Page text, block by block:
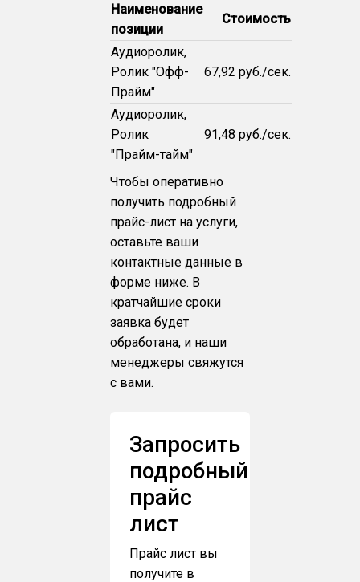
Наименование
позиции
Стоимость
Аудиоролик,
Ролик "Офф-
Прайм"
67,92 руб./сек.
Аудиоролик,
Ролик
"Прайм-тайм"
91,48 руб./сек.
Чтобы оперативно
получить подробный
прайс-лист на услуги,
оставьте ваши
контактные данные в
форме ниже. В
кратчайшие сроки
заявка будет
обработана, и наши
менеджеры свяжутся
с вами.
Запросить
подробный
прайс
лист
Прайс лист вы
получите в